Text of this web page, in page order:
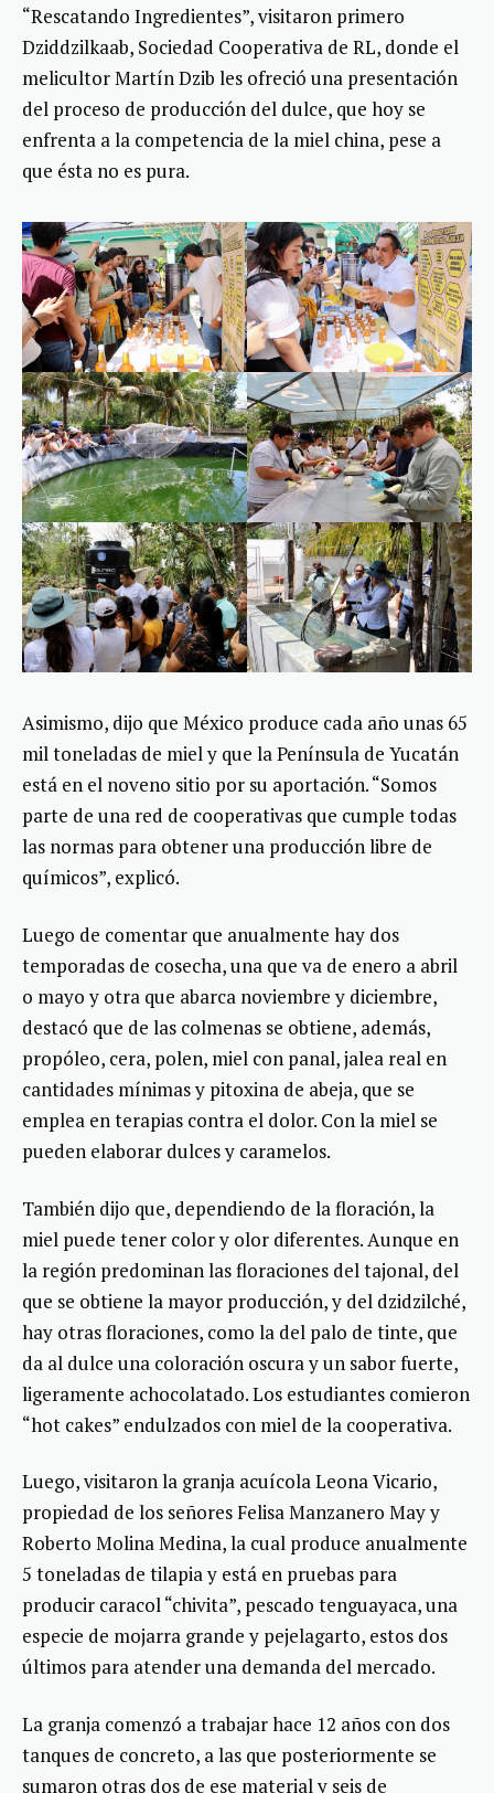
“Rescatando Ingredientes”, visitaron primero
Dziddzilkaab, Sociedad Cooperativa de RL, donde el
melicultor Martín Dzib les ofreció una presentación
del proceso de producción del dulce, que hoy se
enfrenta a la competencia de la miel china, pese a
que ésta no es pura.
Asimismo, dijo que México produce cada año unas 65
mil toneladas de miel y que la Península de Yucatán
está en el noveno sitio por su aportación. “Somos
parte de una red de cooperativas que cumple todas
las normas para obtener una producción libre de
químicos”, explicó.
Luego de comentar que anualmente hay dos
temporadas de cosecha, una que va de enero a abril
o mayo y otra que abarca noviembre y diciembre,
destacó que de las colmenas se obtiene, además,
propóleo, cera, polen, miel con panal, jalea real en
cantidades mínimas y pitoxina de abeja, que se
emplea en terapias contra el dolor. Con la miel se
pueden elaborar dulces y caramelos.
También dijo que, dependiendo de la floración, la
miel puede tener color y olor diferentes. Aunque en
la región predominan las floraciones del tajonal, del
que se obtiene la mayor producción, y del dzidzilché,
hay otras floraciones, como la del palo de tinte, que
da al dulce una coloración oscura y un sabor fuerte,
ligeramente achocolatado. Los estudiantes comieron
“hot cakes” endulzados con miel de la cooperativa.
Luego, visitaron la granja acuícola Leona Vicario,
propiedad de los señores Felisa Manzanero May y
Roberto Molina Medina, la cual produce anualmente
5 toneladas de tilapia y está en pruebas para
producir caracol “chivita”, pescado tenguayaca, una
especie de mojarra grande y pejelagarto, estos dos
últimos para atender una demanda del mercado.
La granja comenzó a trabajar hace 12 años con dos
tanques de concreto, a las que posteriormente se
sumaron otras dos de ese material y seis de